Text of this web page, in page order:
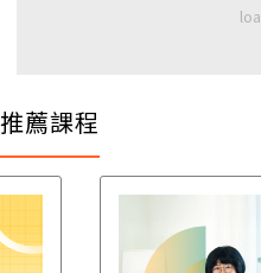
推薦課程